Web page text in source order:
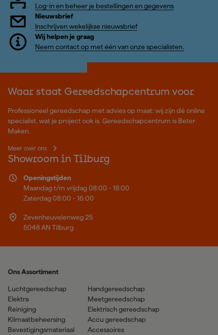
Log-in en beheer je bestellingen en gegevens
Nieuwsbrief
Inschrijven wekelijkse nieuwsbrief
Wij helpen je graag
Neem contact op met één van onze specialisten.
Waar staat Gereedschapcentrum voor
Professioneel gereedschap met advies op maat: wij zijn dé online
specialist, wat je project ook is. Gereedschapcentrum is Beter
Maken.
Meer over ons
Showroom in Tilburg
Openingstijden
Maandag t/m vrijdag 08:00 - 18:00
Zaterdag 08:00 - 16:00
Zevenheuvelenweg 25
5048 AN Tilburg
Ons Assortiment
Luchtgereedschap
Elektra
Reiniging
Klimaatbeheersing
Bevestigingsmateriaal
Handgereedschap
Meetgereedschap
Elektrisch gereedschap
Accu gereedschap
Accessoires